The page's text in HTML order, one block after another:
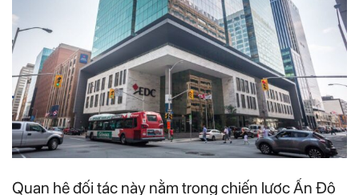
Quan hệ đối tác này nằm trong chiến lược Ấn Độ